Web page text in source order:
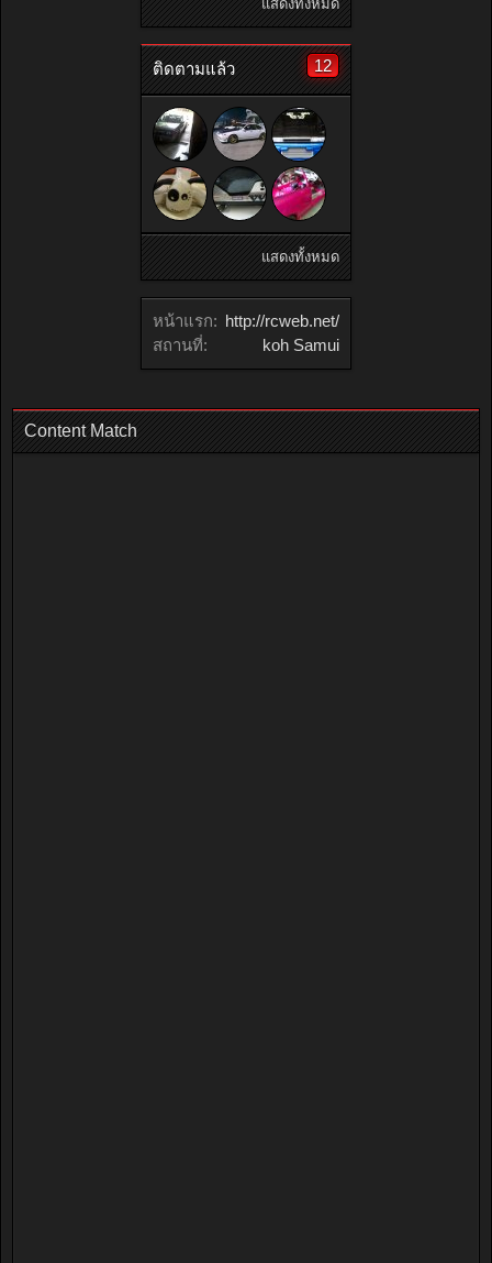
แสดงทั้งหมด
ติดตามแล้ว 12
แสดงทั้งหมด
หน้าแรก: http://rcweb.net/
สถานที่:
koh Samui
Content Match